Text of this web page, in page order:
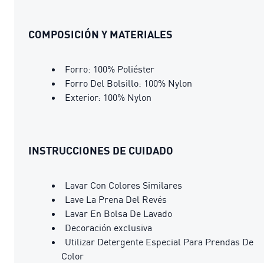
COMPOSICIÓN Y MATERIALES
Forro: 100% Poliéster
Forro Del Bolsillo: 100% Nylon
Exterior: 100% Nylon
INSTRUCCIONES DE CUIDADO
Lavar Con Colores Similares
Lave La Prena Del Revés
Lavar En Bolsa De Lavado
Decoración exclusiva
Utilizar Detergente Especial Para Prendas De
Color